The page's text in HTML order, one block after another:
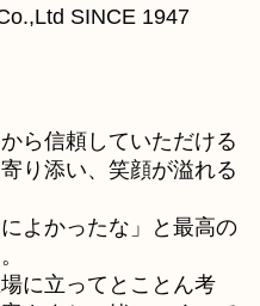
SINCE 1947
ら信頼していただける
り添い、笑顔が溢れる
よかったな」と最高の
に立ってとことん考